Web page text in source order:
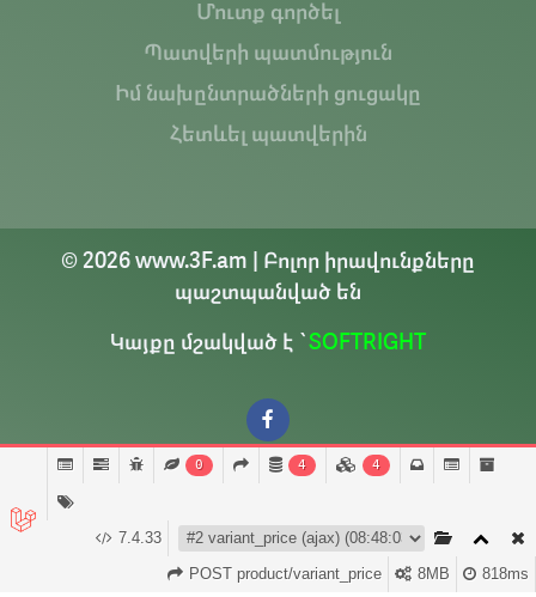
Մուտք գործել
Պատվերի պատմություն
Իմ նախընտրածների ցուցակը
Հետևել պատվերին
© 2026 www.3F.am | Բոլոր իրավունքները
պաշտպանված են
Կայքը մշակված է `SOFTRIGHT
Բաժիններ Զամբյուղ ( Ծանուցումներ Հաշիվ
0 4 4
7.4.33
818ms
8MB
POST product/variant_price